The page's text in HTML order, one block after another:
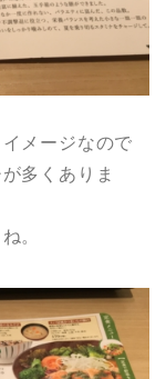
メージなので
多くありま
。